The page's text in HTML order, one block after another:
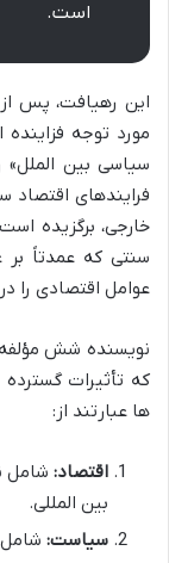
است.
مورد توجه
سیاسی بین الملل»
فرایندهای اقتصاد
خارجی، برگزیده
سنتی که عمدتاً بر
عوامل اقتصادی را
نویسنده شش
که تأثیرات
ها عبارتند از:
اقتصاد: شامل
بین المللی.
سیاست: شامل